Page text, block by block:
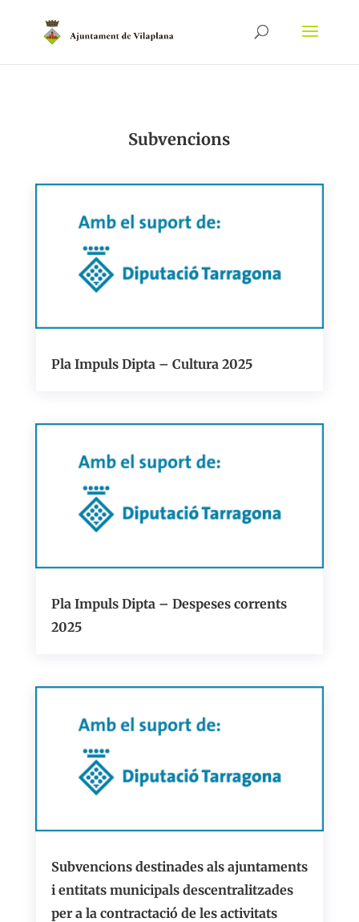
Subvencions
Pla Impuls Dipta – Cultura 2025
Pla Impuls Dipta – Despeses corrents
2025
Subvencions destinades als ajuntaments
i entitats municipals descentralitzades
per a la contractació de les activitats